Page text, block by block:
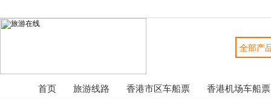
首页 旅游线路 香港市区车船票 香港机场车船票